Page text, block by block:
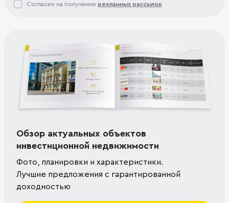
Согласен на получение рекламных рассылок
Обзор актуальных объектов
инвестиционной недвижимости
Фото, планировки и характеристики.
Лучшие предложения с гарантированной
доходностью